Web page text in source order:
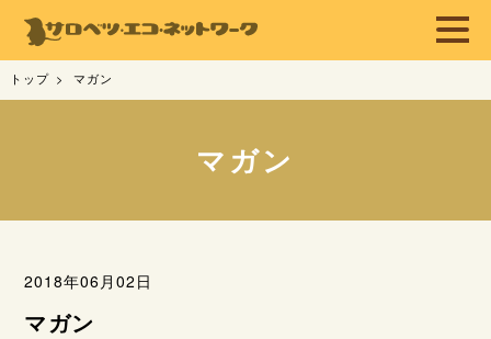
トップ マガン
マガン
2018年06月02日
マガン